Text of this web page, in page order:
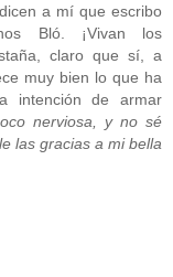
a mí que escribo
Bló. ¡Vivan los
claro que sí, a
muy bien lo que ha
intención de armar
nerviosa, y no sé
las gracias a mi bella